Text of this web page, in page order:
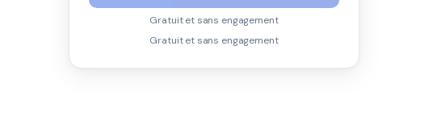
Gratuit et sans engagement
Gratuit et sans engagement